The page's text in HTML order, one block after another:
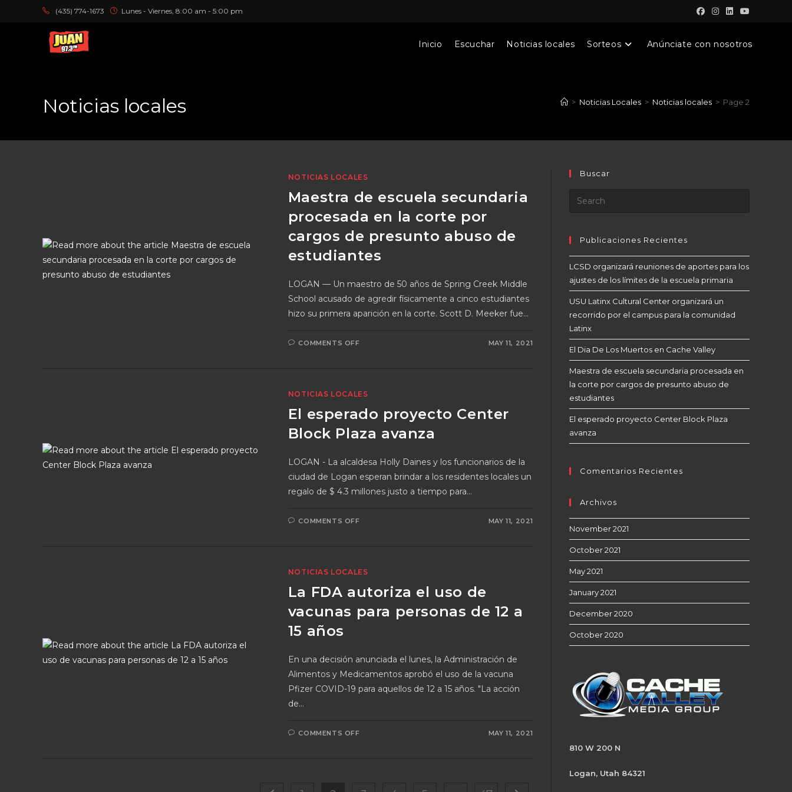
(435) 774-1673 Lunes - Viernes, 8:00 am - 5:00 pm
Inicio Escuchar Noticias locales Sorteos Anúnciate con nosotros
Noticias locales > Noticias Locales > Noticias locales > Page 2
NOTICIAS LOCALES
Maestra de escuela secundaria
procesada en la corte por
cargos de presunto abuso de
estudiantes
LOGAN — Un maestro de 50 años de Spring Creek Middle
School acusado de agredir físicamente a cinco estudiantes
hizo su primera aparición en la corte. Scott D. Meeker fue…
COMMENTS OFF MAY 11, 2021
NOTICIAS LOCALES
El esperado proyecto Center
Block Plaza avanza
LOGAN - La alcaldesa Holly Daines y los funcionarios de la
ciudad de Logan esperan brindar a los residentes locales un
regalo de $ 4.3 millones justo a tiempo para…
COMMENTS OFF MAY 11, 2021
NOTICIAS LOCALES
La FDA autoriza el uso de
vacunas para personas de 12 a
15 años
En una decisión anunciada el lunes, la Administración de
Alimentos y Medicamentos aprobó el uso de la vacuna
Pfizer COVID-19 para aquellos de 12 a 15 años. "La acción
de…
COMMENTS OFF MAY 11, 2021
Buscar
Publicaciones Recientes
LCSD organizará reuniones de aportes para los
ajustes de los límites de la escuela primaria
USU Latinx Cultural Center organizará un
recorrido por el campus para la comunidad
Latinx
El Dia De Los Muertos en Cache Valley
Maestra de escuela secundaria procesada en
la corte por cargos de presunto abuso de
estudiantes
El esperado proyecto Center Block Plaza
avanza
Comentarios Recientes
Archivos
November 2021
October 2021
May 2021
January 2021
December 2020
October 2020
810 W 200 N
Logan, Utah 84321